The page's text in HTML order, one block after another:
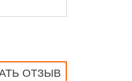
ОТЗЫВ